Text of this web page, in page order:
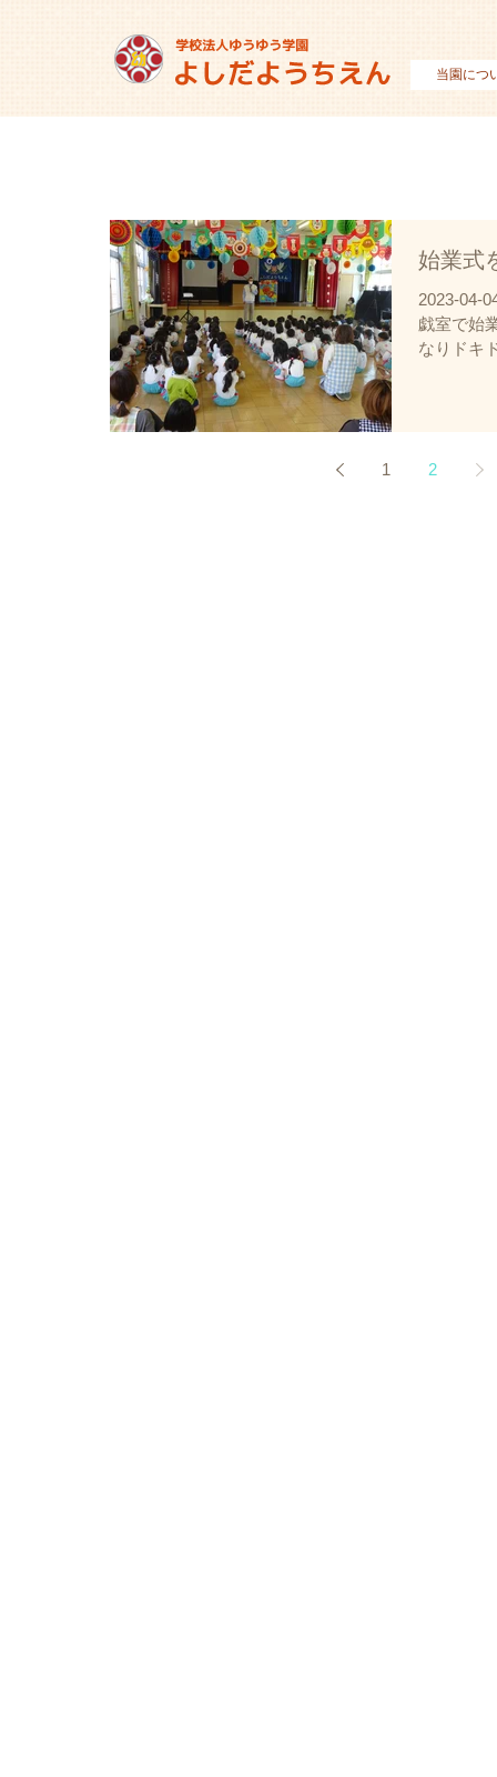
当園につ
始業式
2023-04-
戯室で始
なりドキ
1 2